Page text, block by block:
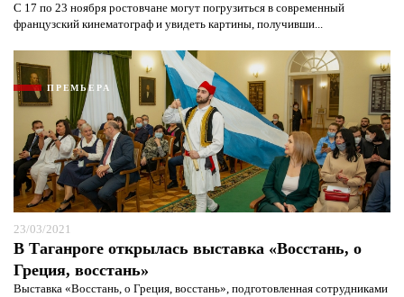
С 17 по 23 ноября ростовчане могут погрузиться в современный
французский кинематограф и увидеть картины, получивши...
ПРЕМЬЕРА
23/03/2021
В Таганроге открылась выставка «Восстань, о
Греция, восстань»
Выставка «Восстань, о Греция, восстань», подготовленная сотрудниками
Я согласен сполитикой конфиденциальности и
защиты информации*
Я согласен сполитикой конфиденциальности и
защиты информации*